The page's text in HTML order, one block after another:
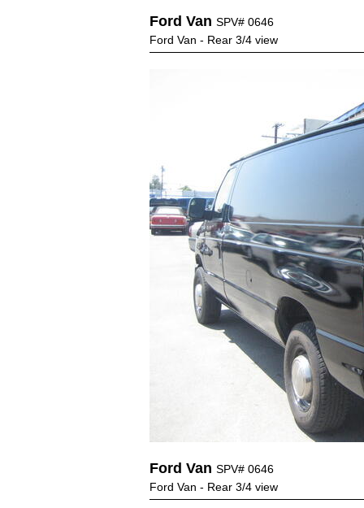
Ford Van SPV# 0646
Ford Van - Rear 3/4 view
Ford Van SPV# 0646
Ford Van - Rear 3/4 view